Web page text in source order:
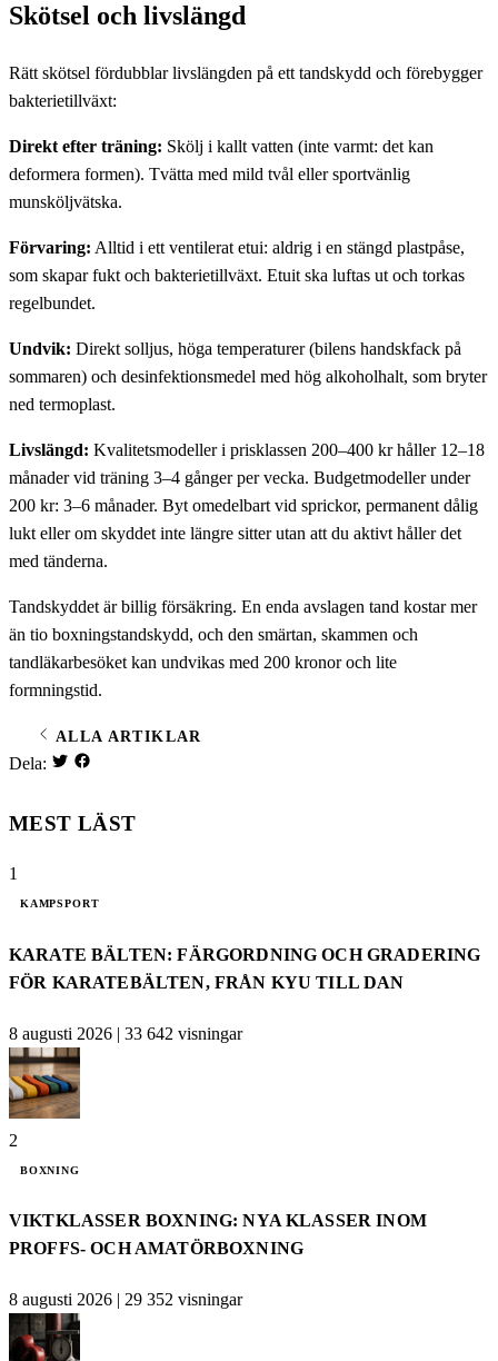
Skötsel och livslängd
Rätt skötsel fördubblar livslängden på ett tandskydd och förebygger
bakterietillväxt:
Direkt efter träning: Skölj i kallt vatten (inte varmt: det kan
deformera formen). Tvätta med mild tvål eller sportvänlig
munsköljvätska.
Förvaring: Alltid i ett ventilerat etui: aldrig i en stängd plastpåse,
som skapar fukt och bakterietillväxt. Etuit ska luftas ut och torkas
regelbundet.
Undvik: Direkt solljus, höga temperaturer (bilens handskfack på
sommaren) och desinfektionsmedel med hög alkoholhalt, som bryter
ned termoplast.
Livslängd: Kvalitetsmodeller i prisklassen 200–400 kr håller 12–18
månader vid träning 3–4 gånger per vecka. Budgetmodeller under
200 kr: 3–6 månader. Byt omedelbart vid sprickor, permanent dålig
lukt eller om skyddet inte längre sitter utan att du aktivt håller det
med tänderna.
Tandskyddet är billig försäkring. En enda avslagen tand kostar mer
än tio boxningstandskydd, och den smärtan, skammen och
tandläkarbesöket kan undvikas med 200 kronor och lite
formningstid.
ALLA ARTIKLAR
Dela:
MEST LÄST
1
KAMPSPORT
KARATE BÄLTEN: FÄRGORDNING OCH GRADERING
FÖR KARATEBÄLTEN, FRÅN KYU TILL DAN
8 augusti 2026 | 33 642 visningar
2
BOXNING
VIKTKLASSER BOXNING: NYA KLASSER INOM
PROFFS- OCH AMATÖRBOXNING
8 augusti 2026 | 29 352 visningar